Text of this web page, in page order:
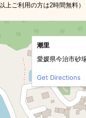
上ご利用の方は2時間無料）
潮里
愛媛県今治市砂
Get Directions